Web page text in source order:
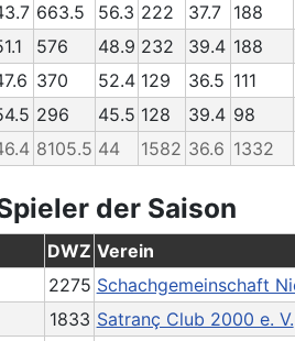
663.5 56.3 222 37.7 188
576 48.9 232 39.4 188
370 52.4 129 36.5 111
296 45.5 128 39.4 98
8105.5 44 1582 36.6 1332
der Saison
DWZ Verein
2275 Schachgemeinschaft
1833 Satranç Club 2000 e. V.